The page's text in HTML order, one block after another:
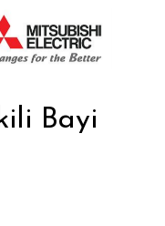
Bayi